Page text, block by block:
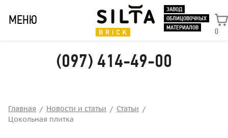
МЕНЮ
ЗАВОД
ОБЛИЦОВОЧНЫХ
МАТЕРИАЛОВ
0
(097) 414-49-00
Главная Новости и статьи
Статьи
Цокольная плитка